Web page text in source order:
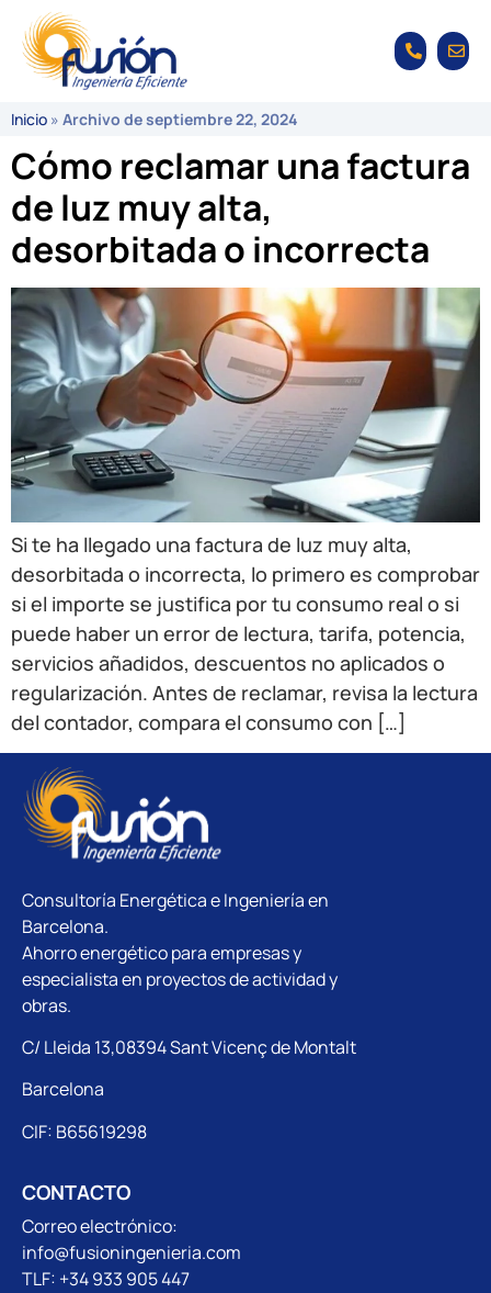
Inicio » Archivo de septiembre 22, 2024
Cómo reclamar una factura
de luz muy alta,
desorbitada o incorrecta
Si te ha llegado una factura de luz muy alta,
desorbitada o incorrecta, lo primero es comprobar
si el importe se justifica por tu consumo real o si
puede haber un error de lectura, tarifa, potencia,
servicios añadidos, descuentos no aplicados o
regularización. Antes de reclamar, revisa la lectura
del contador, compara el consumo con […]
Consultoría Energética e Ingeniería en
Barcelona.
Ahorro energético para empresas y
especialista en proyectos de actividad y
obras.
C/ Lleida 13,08394 Sant Vicenç de Montalt
Barcelona
CIF: B65619298
CONTACTO
Correo electrónico:
info@fusioningenieria.com
TLF: +34 933 905 447